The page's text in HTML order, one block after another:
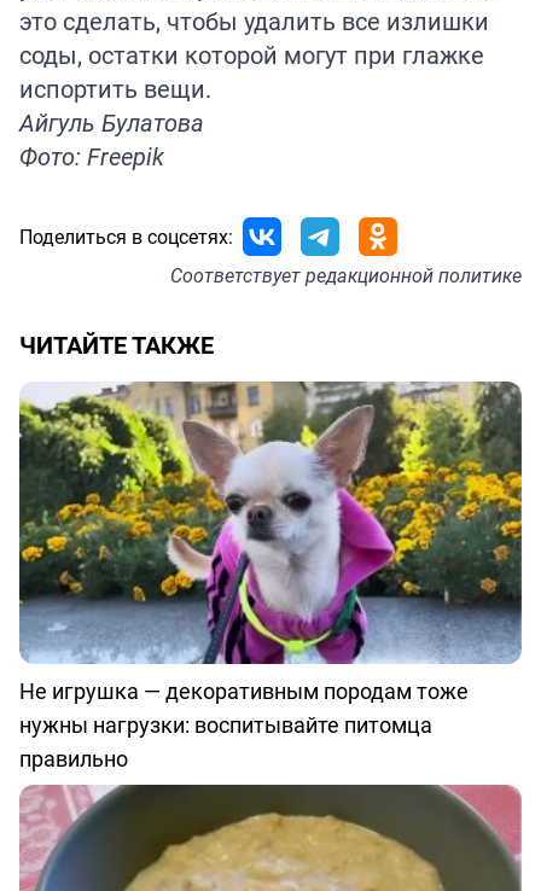
это сделать, чтобы удалить все излишки
соды, остатки которой могут при глажке
испортить вещи.
Айгуль Булатова
Фото: Freepik
Поделиться в соцсетях:
Соответствуетредакционной политике
ЧИТАЙТЕ ТАКЖЕ
Не игрушка — декоративным породам тоже
нужны нагрузки: воспитывайте питомца
правильно